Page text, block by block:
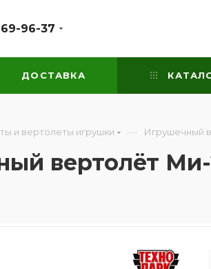
96-37
ДОСТАВКА
и вертолеты игрушки — Игрушечный
вертолёт